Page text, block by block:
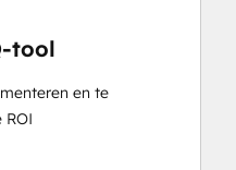
tool
en te
ROI